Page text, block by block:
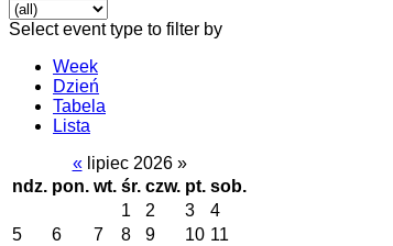
Select event type to filter by
Week
Dzień
Tabela
Lista
«lipiec 2026 »
ndz. pon. wt. śr. czw. pt. sob.
1
2 3
4
5
6 7 8 9 10 11